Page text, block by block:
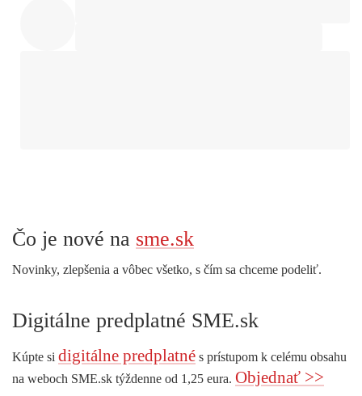
Čo je nové na sme.sk
Novinky, zlepšenia a vôbec všetko, s čím sa chceme podeliť.
Digitálne predplatné SME.sk
Kúpte si digitálne predplatné s prístupom k celému obsahu
na weboch SME.sk týždenne od 1,25 eura. Objednať >>